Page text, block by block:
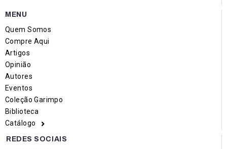
MENU
Quem Somos
Compre Aqui
Artigos
Opinião
Autores
Eventos
Coleção Garimpo
Biblioteca
Catálogo
REDES SOCIAIS